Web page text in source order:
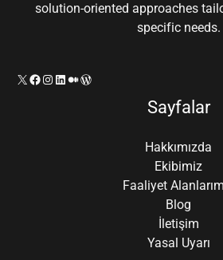
solution-oriented approaches
specific needs.
X Facebook
Instagram
LinkedIn
OrtaWordPress
Sayfalar
Hakkımızda
Ekibimiz
Faaliyet
Blog
İletişim
Yasal Uyarı